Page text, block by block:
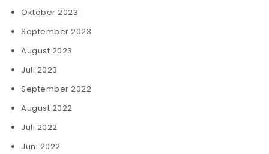
Oktober 2023
September 2023
August 2023
Juli 2023
September 2022
August 2022
Juli 2022
Juni 2022